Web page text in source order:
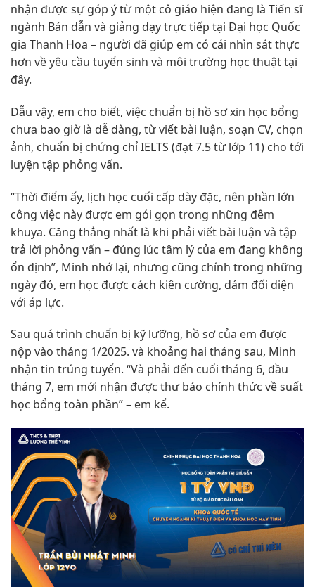
nhận được sự góp ý từ một cô giáo hiện đang là Tiến sĩ
ngành Bán dẫn và giảng dạy trực tiếp tại Đại học Quốc
gia Thanh Hoa – người đã giúp em có cái nhìn sát thực
hơn về yêu cầu tuyển sinh và môi trường học thuật tại
đây.
Dẫu vậy, em cho biết, việc chuẩn bị hồ sơ xin học bổng
chưa bao giờ là dễ dàng, từ viết bài luận, soạn CV, chọn
ảnh, chuẩn bị chứng chỉ IELTS (đạt 7.5 từ lớp 11) cho tới
luyện tập phỏng vấn.
“Thời điểm ấy, lịch học cuối cấp dày đặc, nên phần lớn
công việc này được em gói gọn trong những đêm
khuya. Căng thẳng nhất là khi phải viết bài luận và tập
trả lời phỏng vấn – đúng lúc tâm lý của em đang không
ổn định”, Minh nhớ lại, nhưng cũng chính trong những
ngày đó, em học được cách kiên cường, dám đối diện
với áp lực.
Sau quá trình chuẩn bị kỹ lưỡng, hồ sơ của em được
nộp vào tháng 1/2025. và khoảng hai tháng sau, Minh
nhận tin trúng tuyển. “Và phải đến cuối tháng 6, đầu
tháng 7, em mới nhận được thư báo chính thức về suất
học bổng toàn phần” – em kể.